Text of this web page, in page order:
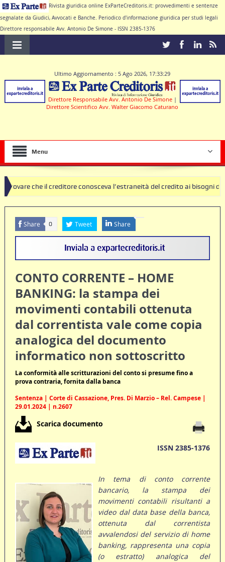
Rivista giuridica online ExParteCreditoris.it: provvedimenti e sentenze
segnalate da Giudici, Avvocati e Banche. Periodico d'informazione giuridica per studi legali
Direttore responsabile Avv. Antonio De Simone - ISSN 2385-1376
Ultimo Aggiornamento : 5 Ago 2026, 17:33:29
Direttore Responsabile Avv. Antonio De Simone |
Direttore Scientifico Avv. Walter Giacomo Caturano
Menu
il creditore conosceva l’estraneità del credito ai bisogni della famiglia
clausole nulle deve produrre il contratto di conto corrente
Share 0 Tweet Share
CONTO CORRENTE – HOME
BANKING: la stampa dei
movimenti contabili ottenuta
dal correntista vale come copia
analogica del documento
informatico non sottoscritto
La conformità alle scritturazioni del conto si presume fino a
prova contraria, fornita dalla banca
Sentenza | Corte di Cassazione, Pres. Di Marzio – Rel. Campese |
29.01.2024 | n.2607
Scarica documento
ISSN 2385-1376
In tema di conto corrente
bancario, la stampa dei
movimenti contabili risultanti a
video dal data base della banca,
ottenuta dal correntista
avvalendosi del servizio di home
banking, rappresenta una copia
(o estratto) analogica del